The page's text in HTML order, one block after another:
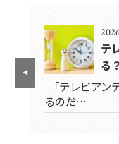
テ
る
「テレビアン
るのだ…